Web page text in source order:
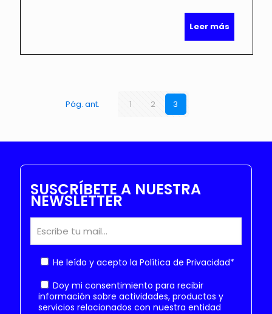
Leer más
Pág. ant. 1 2 3
SUSCRÍBETE A NUESTRA
NEWSLETTER
He leído y acepto la Política de Privacidad*
Doy mi consentimiento para recibir
información sobre actividades, productos y
servicios relacionados con nuestra entidad